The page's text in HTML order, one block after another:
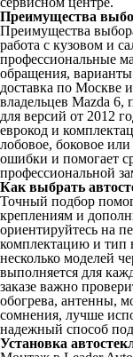
Преимущества
Преимущества
работа с кузовом и
профессиональные
обращения,
доставка по Москве
владельцев Mazda 6,
для версий от 2012
еврокод и
лобовое, боковое
ошибки и помогает
профессиональной
Как выбрать
Точный подбор
креплениям и
ориентируйтесь на
комплектацию и тип
несколько моделей
выполняется для
заказе важно
обогрева, антенны,
сомнения, лучше
надежный способ
Установка